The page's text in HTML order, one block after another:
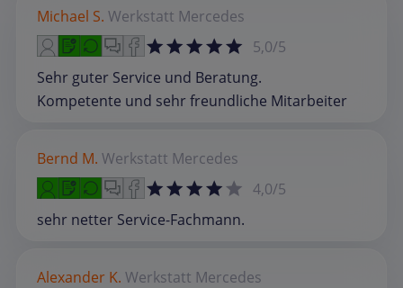
Michael S. Werkstatt Mercedes
5,0/5
Sehr guter Service und Beratung.
Kompetente und sehr freundliche Mitarbeiter
Bernd M. Werkstatt Mercedes
4,0/5
sehr netter Service-Fachmann.
Alexander K. Werkstatt Mercedes